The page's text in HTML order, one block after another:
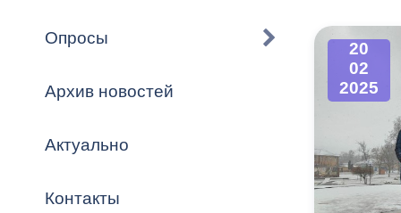
городского
Формы
ОРВ и
График
Опросы
Архив новостей
Актуально
Контакты
20
02
2025